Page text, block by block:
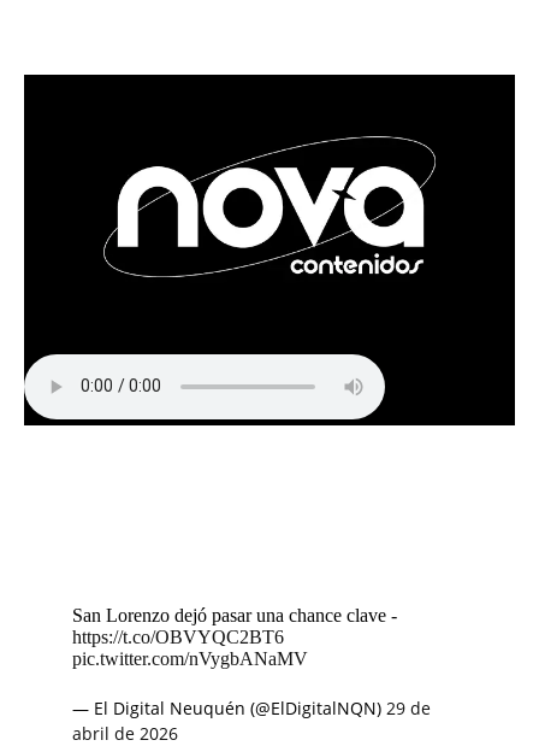
San Lorenzo dejó pasar una chance clave -
https://t.co/OBVYQC2BT6
pic.twitter.com/nVygbANaMV
— El Digital Neuquén (@ElDigitalNQN) 29 de
abril de 2026